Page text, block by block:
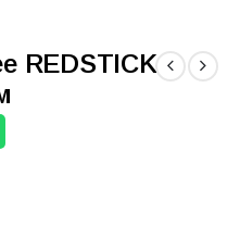
REDSTICK